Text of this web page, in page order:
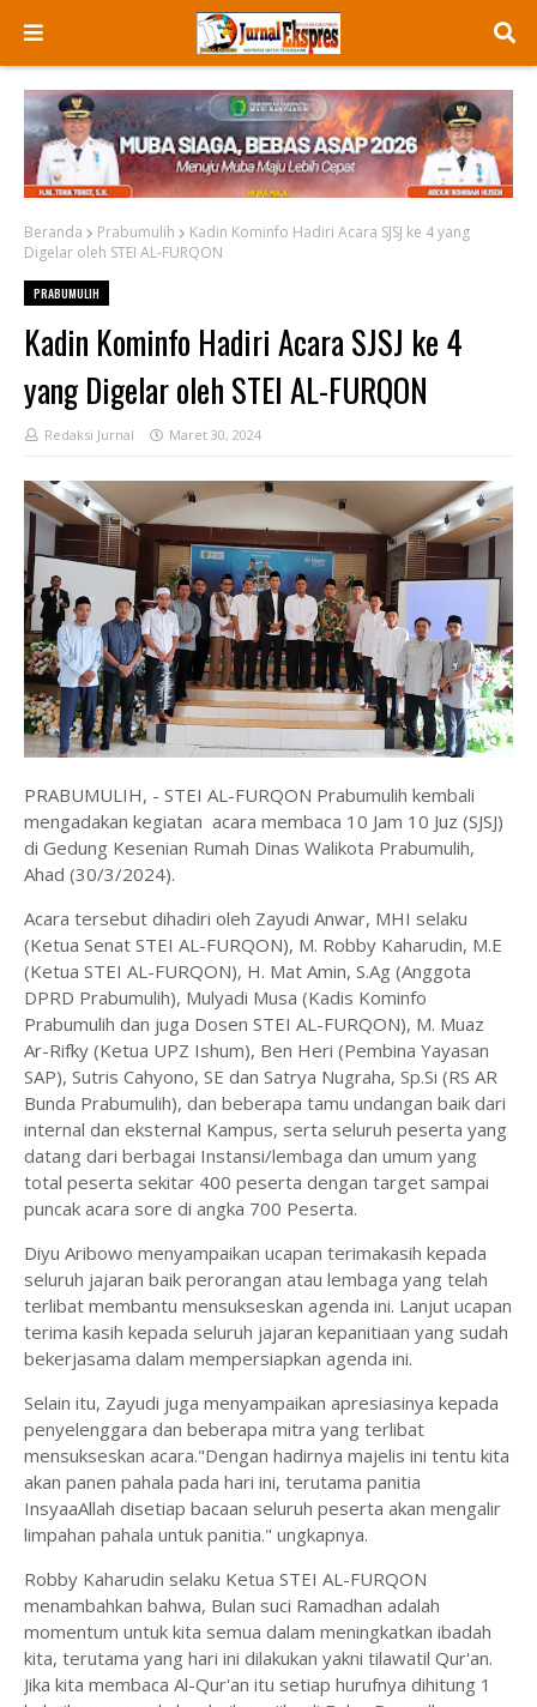
Beranda Prabumulih
Kadin Kominfo Hadiri Acara SJSJ ke 4 yang
Digelar oleh STEI AL-FURQON
PRABUMULIH
Kadin Kominfo Hadiri Acara SJSJ ke 4
yang Digelar oleh STEI AL-FURQON
Redaksi Jurnal Maret 30, 2024
PRABUMULIH, - STEI AL-FURQON Prabumulih kembali
mengadakan kegiatan acara membaca 10 Jam 10 Juz (SJSJ)
di Gedung Kesenian Rumah Dinas Walikota Prabumulih,
Ahad (30/3/2024).
Acara tersebut dihadiri oleh Zayudi Anwar, MHI selaku
(Ketua Senat STEI AL-FURQON), M. Robby Kaharudin, M.E
(Ketua STEI AL-FURQON), H. Mat Amin, S.Ag (Anggota
DPRD Prabumulih), Mulyadi Musa (Kadis Kominfo
Prabumulih dan juga Dosen STEI AL-FURQON), M. Muaz
Ar-Rifky (Ketua UPZ Ishum), Ben Heri (Pembina Yayasan
SAP), Sutris Cahyono, SE dan Satrya Nugraha, Sp.Si (RS AR
Bunda Prabumulih), dan beberapa tamu undangan baik dari
internal dan eksternal Kampus, serta seluruh peserta yang
datang dari berbagai Instansi/lembaga dan umum yang
total peserta sekitar 400 peserta dengan target sampai
puncak acara sore di angka 700 Peserta.
Diyu Aribowo menyampaikan ucapan terimakasih kepada
seluruh jajaran baik perorangan atau lembaga yang telah
terlibat membantu mensukseskan agenda ini. Lanjut ucapan
terima kasih kepada seluruh jajaran kepanitiaan yang sudah
bekerjasama dalam mempersiapkan agenda ini.
Selain itu, Zayudi juga menyampaikan apresiasinya kepada
penyelenggara dan beberapa mitra yang terlibat
mensukseskan acara."Dengan hadirnya majelis ini tentu kita
akan panen pahala pada hari ini, terutama panitia
InsyaaAllah disetiap bacaan seluruh peserta akan mengalir
limpahan pahala untuk panitia." ungkapnya.
Robby Kaharudin selaku Ketua STEI AL-FURQON
menambahkan bahwa, Bulan suci Ramadhan adalah
momentum untuk kita semua dalam meningkatkan ibadah
kita, terutama yang hari ini dilakukan yakni tilawatil Qur'an.
Jika kita membaca Al-Qur'an itu setiap hurufnya dihitung 1